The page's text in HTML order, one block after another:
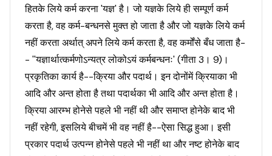
हितके लिये कर्म करना 'यज्ञ' है। जो यज्ञके लिये ही सम्पूर्ण कर्म
करता है, वह कर्म-बन्धनसे मुक्त हो जाता है और जो यज्ञके लिये कर्म
नहीं करता अर्थात् अपने लिये कर्म करता है, वह कर्मोंसे बँध जाता है-
- ''यज्ञार्थात्कर्मणोऽन्यत्र लोकोऽयं कर्मबन्धनः' (गीता 3। 9)।
प्रकृतिका कार्य है--क्रिया और पदार्थ। इन दोनोंमें क्रियाका भी
आदि और अन्त होता है तथा पदार्थका भी आदि और अन्त होता है।
क्रिया आरम्भ होनेसे पहले भी नहीं थी और समाप्त होनेके बाद भी
नहीं रहेगी, इसलिये बीचमें भी वह नहीं है--ऐसा सिद्ध हुआ। इसी
प्रकार पदार्थ उत्पन्न होनेसे पहले भी नहीं था और नष्ट होनेके बाद